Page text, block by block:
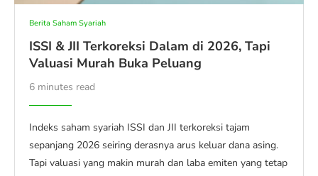
Berita Saham Syariah
ISSI & JII Terkoreksi Dalam di 2026, Tapi
Valuasi Murah Buka Peluang
6 minutes read
Indeks saham syariah ISSI dan JII terkoreksi tajam
sepanjang 2026 seiring derasnya arus keluar dana asing.
Tapi valuasi yang makin murah dan laba emiten yang tetap